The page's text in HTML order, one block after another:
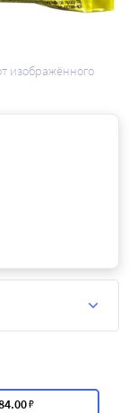
изображённого
.00₽